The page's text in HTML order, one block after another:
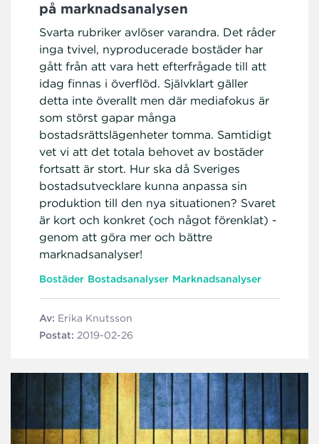
på marknadsanalysen
Svarta rubriker avlöser varandra. Det råder
inga tvivel, nyproducerade bostäder har
gått från att vara hett efterfrågade till att
idag finnas i överflöd. Självklart gäller
detta inte överallt men där mediafokus är
som störst gapar många
bostadsrättslägenheter tomma. Samtidigt
vet vi att det totala behovet av bostäder
fortsatt är stort. Hur ska då Sveriges
bostadsutvecklare kunna anpassa sin
produktion till den nya situationen? Svaret
är kort och konkret (och något förenklat) -
genom att göra mer och bättre
marknadsanalyser!
Bostäder Bostadsanalyser Marknadsanalyser
Av: Erika Knutsson
Postat: 2019-02-26